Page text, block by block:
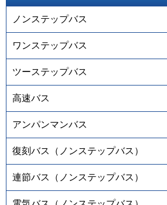
ノンステップバス
ワンステップバス
ツーステップバス
高速バス
アンパンマンバス
復刻バス（ノンステップバス）
連節バス（ノンステップバス）